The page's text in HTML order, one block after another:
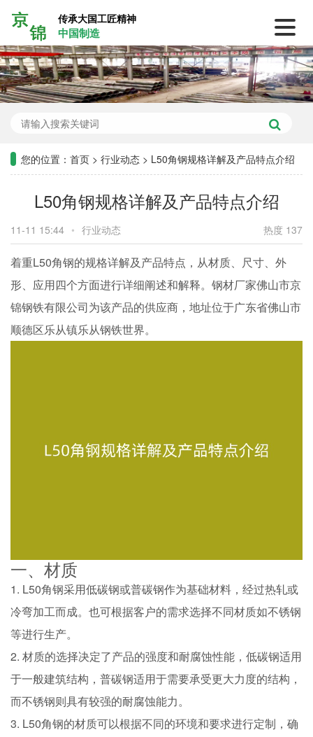
传承大国工匠精神
中国制造
您的位置： 首页 > 行业动态 > L50角钢规格详解及产品特点介绍
L50角钢规格详解及产品特点介绍
11-11 15:44 • 行业动态 热度 137
着重L50角钢的规格详解及产品特点，从材质、尺寸、外
形、应用四个方面进行详细阐述和解释。钢材厂家佛山市京
锦钢铁有限公司为该产品的供应商，地址位于广东省佛山市
顺德区乐从镇乐从钢铁世界。
一、材质
1. L50角钢采用低碳钢或普碳钢作为基础材料，经过热轧或
冷弯加工而成。也可根据客户的需求选择不同材质如不锈钢
等进行生产。
2. 材质的选择决定了产品的强度和耐腐蚀性能，低碳钢适用
于一般建筑结构，普碳钢适用于需要承受更大力度的结构，
而不锈钢则具有较强的耐腐蚀能力。
3. L50角钢的材质可以根据不同的环境和要求进行定制，确